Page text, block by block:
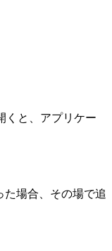
くと、アプリケー
場合、その場で追